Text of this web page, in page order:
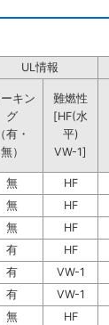
UL情報
キン
グ
（有・
無）
難燃性
[HF(水
平)
VW-1]
無
HF
無
HF
無
HF
有
HF
有
VW-1
有 VW-1
無
HF